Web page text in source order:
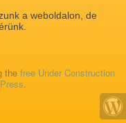
a weboldalon, de
the free Under Construction
.